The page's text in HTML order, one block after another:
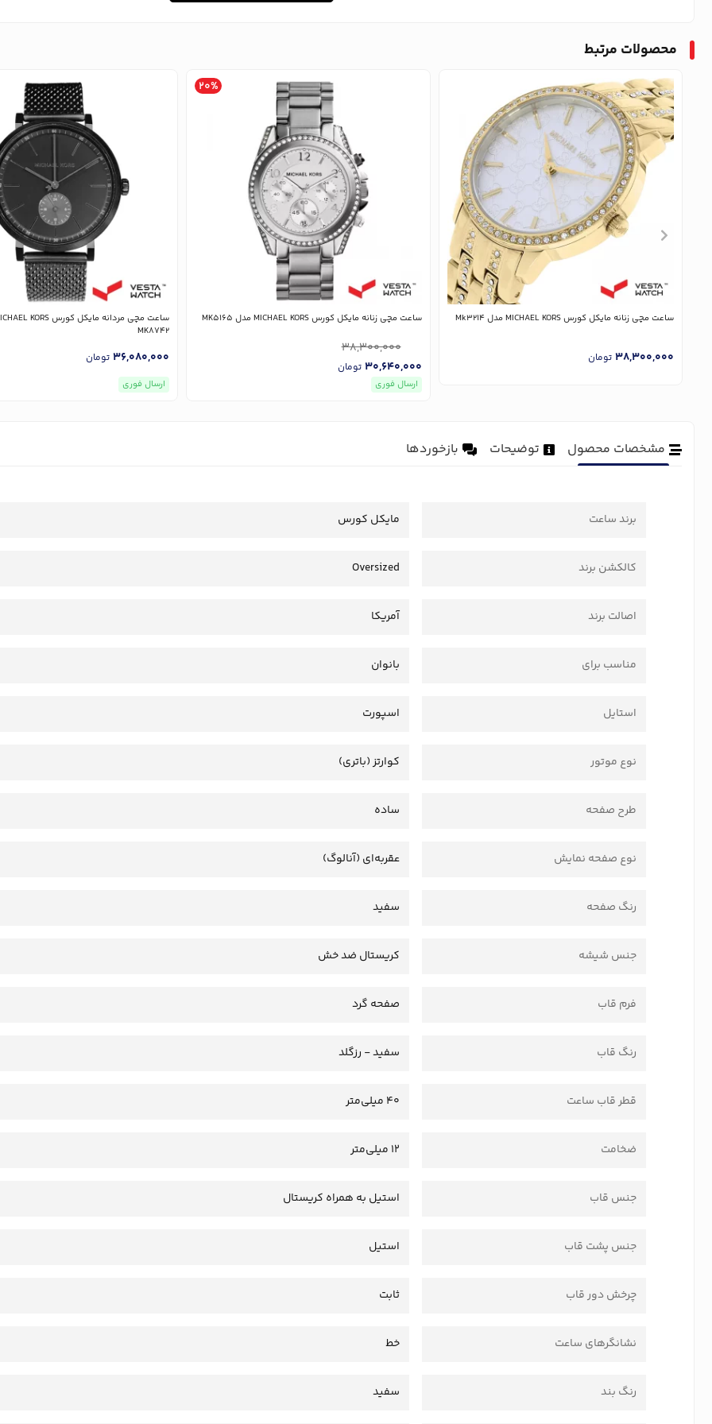
محصولات مرتبط
ساعت مچی زنانه مایکل کورس MICHAEL KORS مدل Mk3214
38,300,000 تومان
ساعت مچی زنانه مایکل کورس MICHAEL KORS مدل MK5165
20%
38,300,000
30,640,000 تومان
ارسال فوری
MK8742
36,080,000 تومان
ارسال فوری
مشخصات محصول توضیحات بازخوردها
برند ساعت مایکل کورس
کالکشن برند Oversized
اصالت برند آمریکا
مناسب برای بانوان
استایل اسپورت
نوع موتور کوارتز (باتری)
طرح صفحه ساده
نوع صفحه نمایش عقربه‌ای (آنالوگ)
رنگ صفحه سفید
جنس شیشه کریستال ضد خش
فرم قاب صفحه گرد
رنگ قاب سفید - رزگلد
قطر قاب ساعت 40 میلی‌متر
ضخامت 12 میلی‌متر
جنس قاب استیل به همراه کریستال
جنس پشت قاب استیل
چرخش دور قاب ثابت
نشانگرهای ساعت خط
رنگ بند سفید